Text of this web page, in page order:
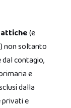
(e
non soltanto
contagio,
e
dalla
privati e